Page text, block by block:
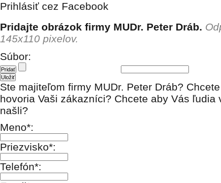
Prihlásiť cez Facebook
Pridajte obrázok firmy MUDr. Peter Dráb.
145x110 pixelov.
Súbor:
Ste majiteľom firmy MUDr. Peter Dráb?
hovoria Vaši zákazníci? Chcete aby Vás ľudia
našli?
Meno*:
Priezvisko*:
Telefón*: